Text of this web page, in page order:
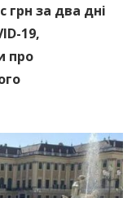
грн за два дні
19,
про